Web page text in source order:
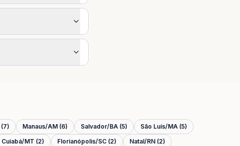
(7) Manaus/AM (6) Salvador/BA (5) São Luís/MA (5)
Cuiabá/MT (2) Florianópolis/SC (2) Natal/RN (2)